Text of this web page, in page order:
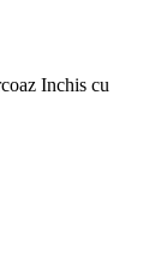
Inchis cu